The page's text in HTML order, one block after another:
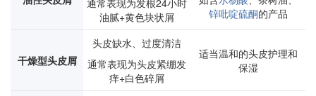
通常表现为发根24小时
油腻+黄色块状屑
锌吡啶硫酮的产品
干燥型头皮屑
头皮缺水、过度清洁
通常表现为头皮紧绷发
痒+白色碎屑
适当温和的头皮护理和
保湿